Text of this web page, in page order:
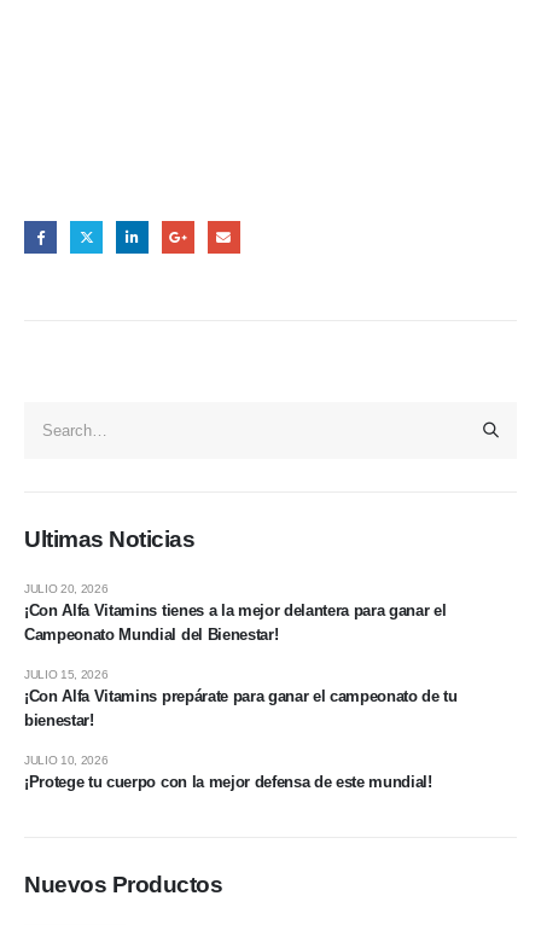
Ultimas Noticias
¡Con Alfa Vitamins tienes a la mejor delantera para ganar el
Campeonato Mundial del Bienestar!
JULIO 20, 2026
¡Con Alfa Vitamins prepárate para ganar el campeonato de tu
bienestar!
JULIO 15, 2026
¡Protege tu cuerpo con la mejor defensa de este mundial!
JULIO 10, 2026
Nuevos Productos